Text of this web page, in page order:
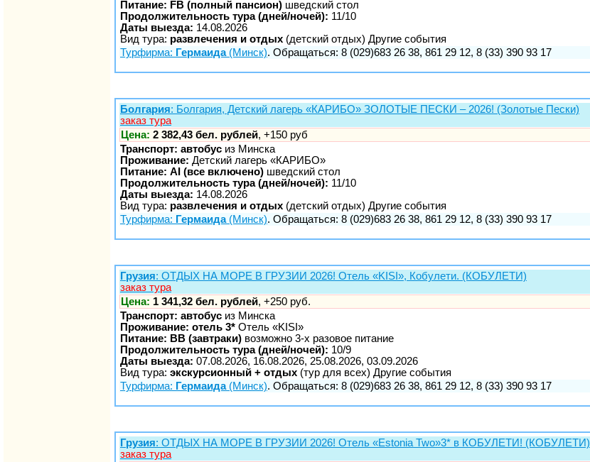
Питание: FB (полный пансион) шведский стол
Продолжительность тура (дней/ночей): 11/10
Даты выезда: 14.08.2026
Вид тура: развлечения и отдых (детский отдых) Другие события
Турфирма: Гермаида(Минск). Обращаться: 8 (029)683 26 38, 861 29 12, 8 (33) 390 93 17
Болгария: Болгария, Детский лагерь «КАРИБО» ЗОЛОТЫЕ ПЕСКИ – 2026! (Золотые Пески)
заказ тура
Цена: 2 382,43 бел. рублей, +150 руб
Транспорт: автобус из Минска
Проживание: Детский лагерь «КАРИБО»
Питание: AI (все включено) шведский стол
Продолжительность тура (дней/ночей): 11/10
Даты выезда: 14.08.2026
Вид тура: развлечения и отдых (детский отдых) Другие события
Турфирма: Гермаида(Минск). Обращаться: 8 (029)683 26 38, 861 29 12, 8 (33) 390 93 17
Грузия: ОТДЫХ НА МОРЕ В ГРУЗИИ 2026! Отель «KISI», Кобулети. (КОБУЛЕТИ)
заказ тура
Цена: 1 341,32 бел. рублей, +250 руб.
Транспорт: автобус из Минска
Проживание: отель 3* Отель «KISI»
Питание: BB (завтраки) возможно 3-х разовое питание
Продолжительность тура (дней/ночей): 10/9
Даты выезда: 07.08.2026, 16.08.2026, 25.08.2026, 03.09.2026
Вид тура: экскурсионный + отдых (тур для всех) Другие события
Турфирма: Гермаида(Минск). Обращаться: 8 (029)683 26 38, 861 29 12, 8 (33) 390 93 17
Грузия: ОТДЫХ НА МОРЕ В ГРУЗИИ 2026! Отель «Estonia Two»3* в КОБУЛЕТИ! (КОБУЛЕТИ)
заказ тура